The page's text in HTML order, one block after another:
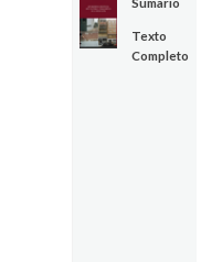
Texto
Completo